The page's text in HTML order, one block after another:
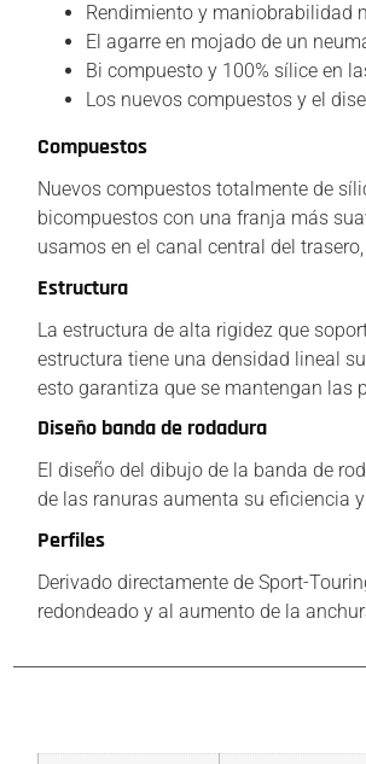
Rendimiento y maniobrabilidad
El agarre en mojado de un
Bi compuesto y 100% sílice en
Los nuevos compuestos y el
Compuestos
Nuevos compuestos totalmente de
bicompuestos con una franja más
usamos en el canal central del
Estructura
La estructura de alta rigidez que
estructura tiene una densidad lineal
esto garantiza que se mantengan las
Diseño banda de rodadura
El diseño del dibujo de la banda de
de las ranuras aumenta su eficiencia
Perfiles
Derivado directamente de Sport-
redondeado y al aumento de la